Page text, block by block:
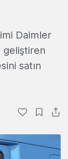
Daimler
geliştiren
satın